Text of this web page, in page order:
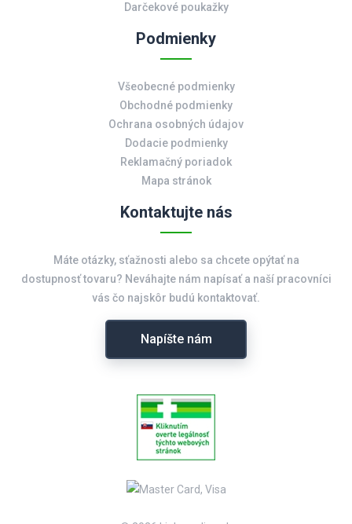
Darčekové poukažky
Podmienky
Všeobecné podmienky
Obchodné podmienky
Ochrana osobných údajov
Dodacie podmienky
Reklamačný poriadok
Mapa stránok
Kontaktujte nás
Máte otázky, sťažnosti alebo sa chcete opýtať na
dostupnosť tovaru? Neváhajte nám napísať a naší pracovníci
vás čo najskôr budú kontaktovať.
Napíšte nám